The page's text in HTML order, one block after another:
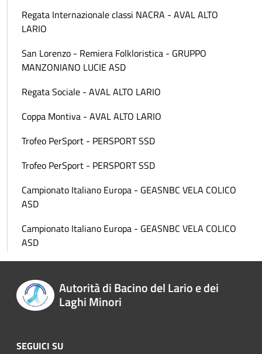
Regata Internazionale classi NACRA - AVAL ALTO
LARIO
San Lorenzo - Remiera Folkloristica - GRUPPO
MANZONIANO LUCIE ASD
Regata Sociale - AVAL ALTO LARIO
Coppa Montiva - AVAL ALTO LARIO
Trofeo PerSport - PERSPORT SSD
Trofeo PerSport - PERSPORT SSD
Campionato Italiano Europa - GEASNBC VELA COLICO
ASD
Campionato Italiano Europa - GEASNBC VELA COLICO
ASD
Autorità di Bacino del Lario e dei
Laghi Minori
SEGUICI SU